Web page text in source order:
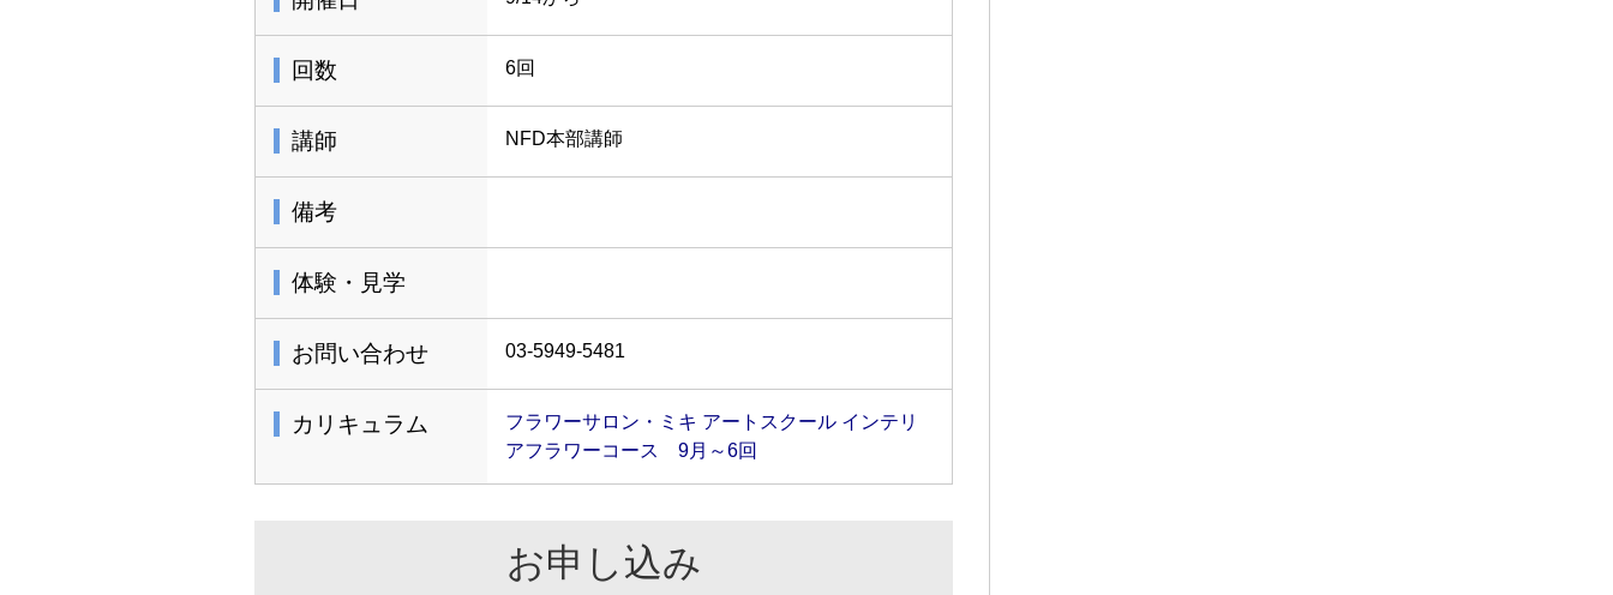
回数 6回
講師 NFD本部講師
備考
体験・見学
お問い合わせ 03-5949-5481
カリキュラム
フラワーサロン・ミキ アートスクール インテリ
アフラワーコース 9月～6回
お申し込み